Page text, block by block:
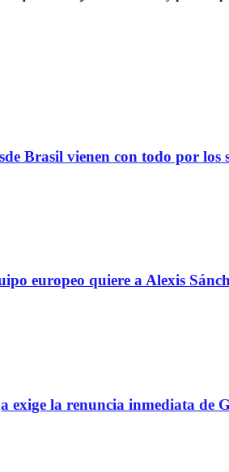
Brasil vienen con todo por
europeo quiere a Alexis
exige la renuncia inmediata